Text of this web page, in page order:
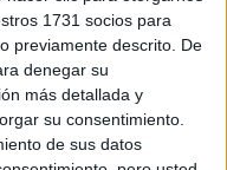
1731 socios para
previamente descrito. De
denegar su
más detallada y
su consentimiento.
de sus datos
pero solo con
cogio en la carrera
a qe no me cojan en
entonce queria